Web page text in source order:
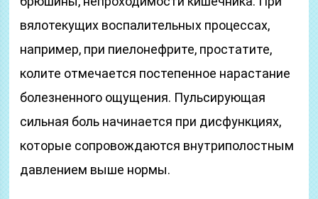
вялотекущих воспалительных процессах,
например, при пиелонефрите, простатите,
колите отмечается постепенное нарастание
болезненного ощущения. Пульсирующая
сильная боль начинается при дисфункциях,
которые сопровождаются внутриполостным
давлением выше нормы.